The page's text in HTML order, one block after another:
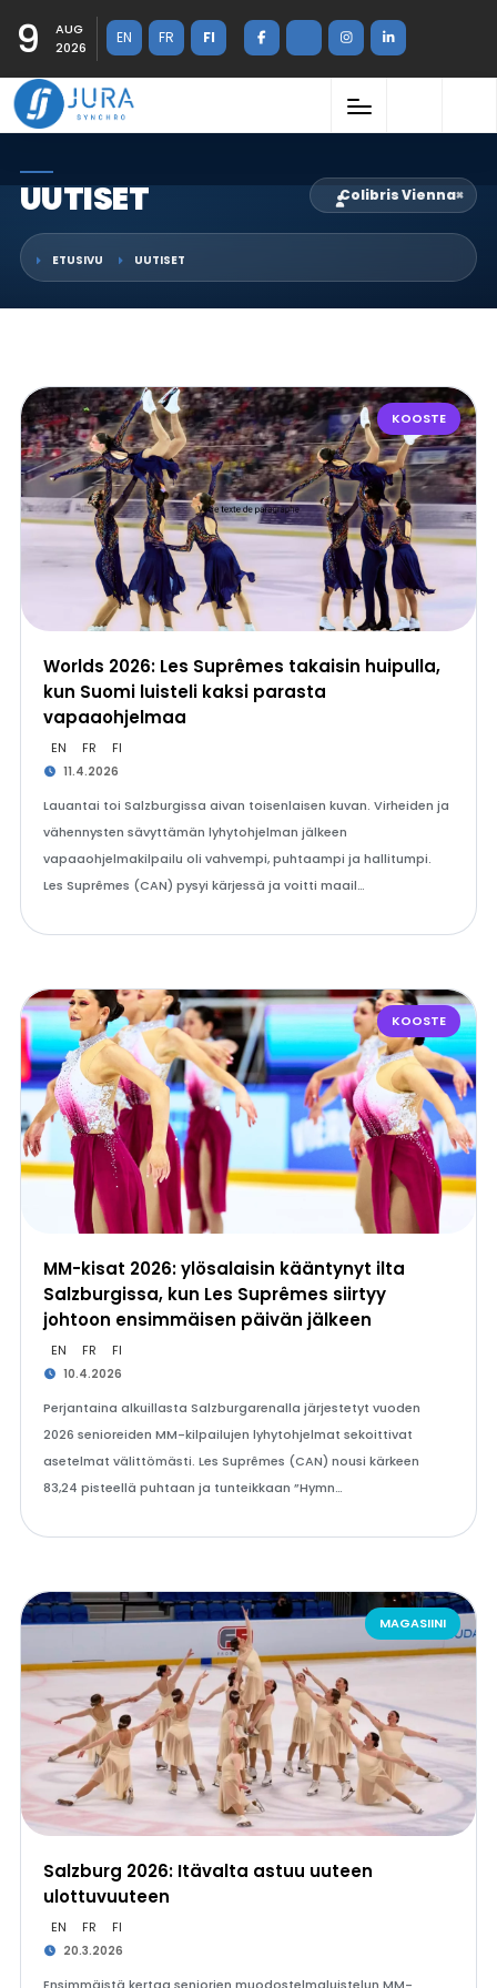
9
AUG
2026
EN FR FI
UUTISET Colibris Vienna×
ETUSIVU UUTISET
KOOSTE
Worlds 2026: Les Suprêmes takaisin huipulla,
kun Suomi luisteli kaksi parasta
vapaaohjelmaa
EN FR FI
11.4.2026
Lauantai toi Salzburgissa aivan toisenlaisen kuvan. Virheiden ja
vähennysten sävyttämän lyhytohjelman jälkeen
vapaaohjelmakilpailu oli vahvempi, puhtaampi ja hallitumpi.
Les Suprêmes (CAN) pysyi kärjessä ja voitti maail…
KOOSTE
MM-kisat 2026: ylösalaisin kääntynyt ilta
Salzburgissa, kun Les Suprêmes siirtyy
johtoon ensimmäisen päivän jälkeen
EN FR FI
10.4.2026
Perjantaina alkuillasta Salzburgarenalla järjestetyt vuoden
2026 senioreiden MM-kilpailujen lyhytohjelmat sekoittivat
asetelmat välittömästi. Les Suprêmes (CAN) nousi kärkeen
83,24 pisteellä puhtaan ja tunteikkaan ”Hymn…
MAGASIINI
Salzburg 2026: Itävalta astuu uuteen
ulottuvuuteen
EN FR FI
20.3.2026